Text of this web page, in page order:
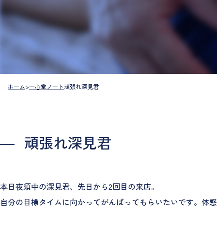
ホーム>一心堂ノート頑張れ深見君
頑張れ深見君
本日夜須中の深見君、先日から2回目の来店。
自分の目標タイムに向かってがんばってもらいたいです。体